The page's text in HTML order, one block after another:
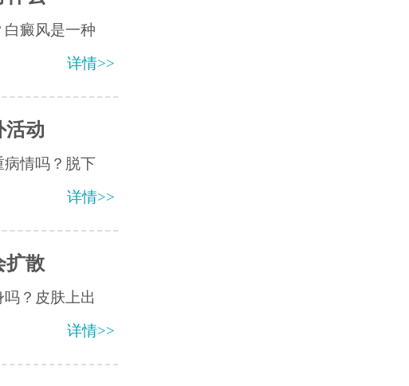
癜风是一种
详情>>
活动
病情吗？脱下
详情>>
扩散
？皮肤上出
详情>>